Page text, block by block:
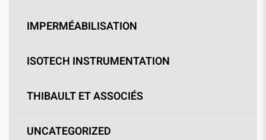
IMPERMÉABILISATION
ISOTECH INSTRUMENTATION
THIBAULT ET ASSOCIÉS
UNCATEGORIZED